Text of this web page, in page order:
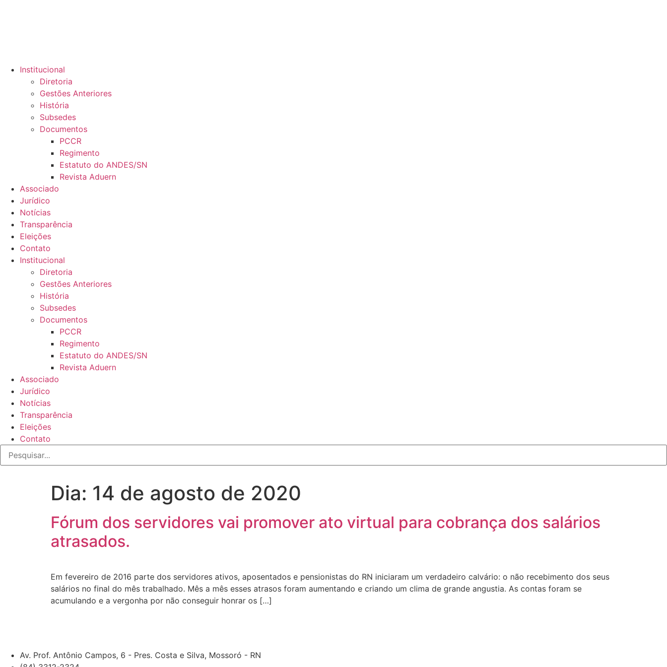
Institucional
Diretoria
Gestões Anteriores
História
Subsedes
Documentos
PCCR
Regimento
Estatuto do ANDES/SN
Revista Aduern
Associado
Jurídico
Notícias
Transparência
Eleições
Contato
Institucional
Diretoria
Gestões Anteriores
História
Subsedes
Documentos
PCCR
Regimento
Estatuto do ANDES/SN
Revista Aduern
Associado
Jurídico
Notícias
Transparência
Eleições
Contato
Dia: 14 de agosto de 2020
Fórum dos servidores vai promover ato virtual para cobrança dos salários
atrasados.
Em fevereiro de 2016 parte dos servidores ativos, aposentados e pensionistas do RN iniciaram um verdadeiro calvário: o não recebimento dos seus
salários no final do mês trabalhado. Mês a mês esses atrasos foram aumentando e criando um clima de grande angustia. As contas foram se
acumulando e a vergonha por não conseguir honrar os […]
Av. Prof. Antônio Campos, 6 - Pres. Costa e Silva, Mossoró - RN